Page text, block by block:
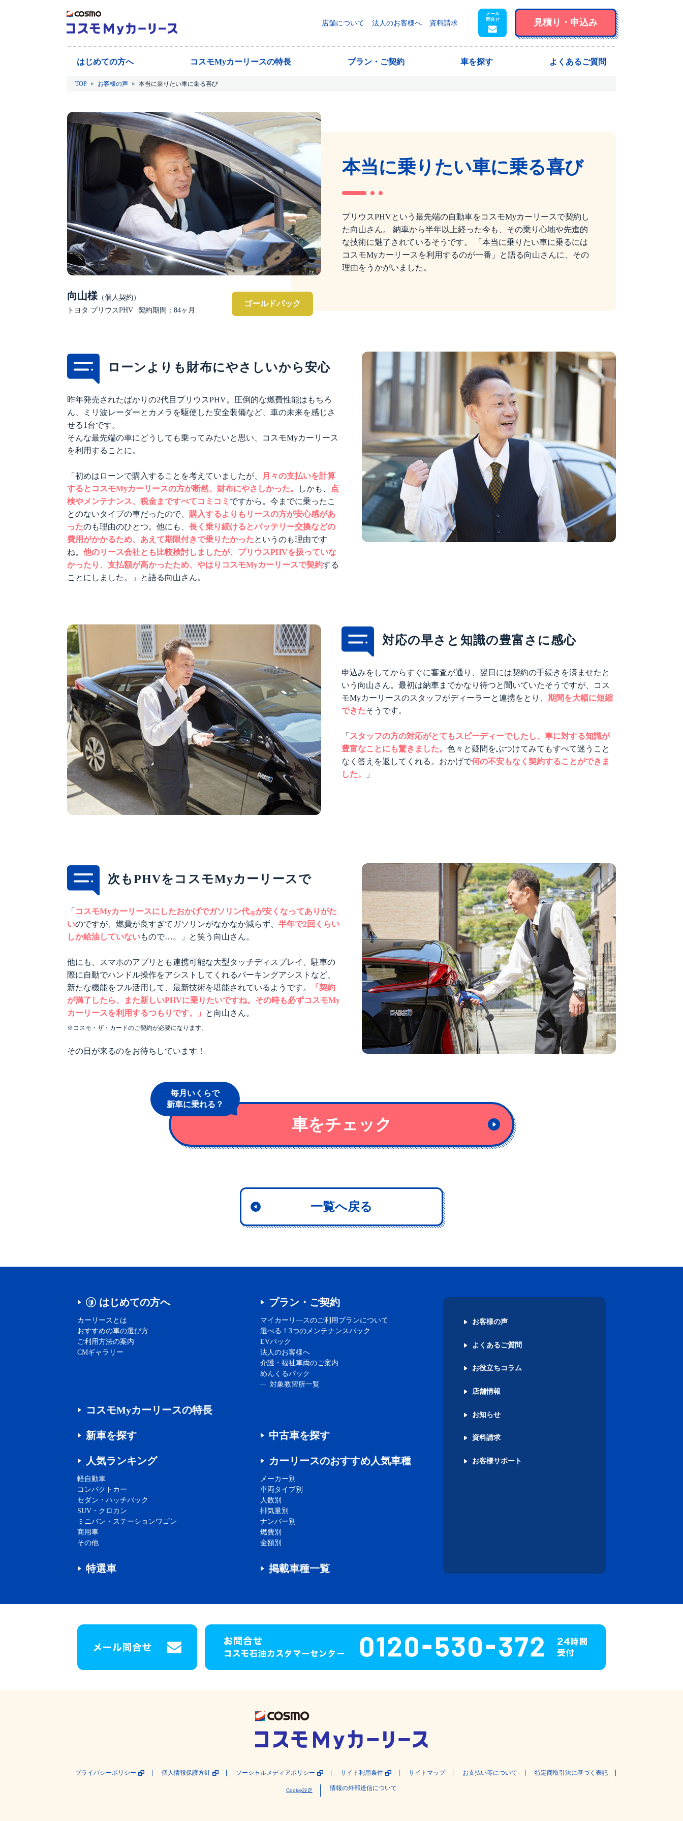
店舗について 法人のお客様へ 資料請求 見積り・ 申込み
はじめての方へ コスモMyカーリースの特長 プラン・ご契約 車を探す よくあるご質問
TOP お客様の声 本当に乗りたい車に乗る喜び
本当に乗りたい車に乗る喜び
向山様（個人契約）
トヨタ プリウスPHV
契約期間：84ヶ月
ゴールドパック
プリウスPHVという最先端の自動車をコスモMyカーリースで契約し
た向山さん。 納車から半年以上経った今も、その乗り心地や先進的
な技術に魅了されているそうです。 「本当に乗りたい車に乗るには
コスモMyカーリースを利用するのが一番」と語る向山さんに、その
理由をうかがいました。
ローンよりも財布にやさしいから安心
昨年発売されたばかりの2代目プリウスPHV。圧倒的な燃費性能はもちろ
ん、ミリ波レーダーとカメラを駆使した安全装備など、車の未来を感じさ
せる1台です。
そんな最先端の車にどうしても乗ってみたいと思い、コスモMyカーリース
を利用することに。
「初めはローンで購入することを考えていましたが、
月々の支払いを計算
するとコスモMyカーリースの方が断然、財布にやさしかった。
しかも、
点
検やメンテナンス、税金まですべてコミコミ ですから。今までに乗ったこ
とのないタイプの車だったので、
購入するよりもリースの方が安心感があ
ったのも理由のひとつ。他にも、 長く乗り続けるとバッテリー交換などの
費用がかかるため、あえて期限付きで乗りたかったというのも理由です
ね。 他のリース会社とも比較検討しましたが、プリウスPHVを扱っていな
かったり、支払額が高かったため、やはりコスモMyカーリースで契約する
ことにしました。」と語る向山さん。
対応の早さと知識の豊富さに感心
申込みをしてからすぐに審査が通り、翌日には契約の手続きを済ませたと
いう向山さん。最初は納車までかなり待つと聞いていたそうですが、コス
モMyカーリースのスタッフがディーラーと連携をとり、期間を大幅に短縮
できたそうです。
「 スタッフの方の対応がとてもスピーディーでしたし、車に対する知識が
豊富なことにも驚きました。色々と疑問をぶつけてみてもすべて迷うこと
なく答えを返してくれる。おかげで何の不安もなく契約することができま
した。
」
次もPHVをコスモMyカーリースで
「 コスモMyカーリースにしたおかげでガソリン代※が安くなってありがた
いのですが、燃費が良すぎてガソリンがなかなか減らず、 半年で2回くらい
しか給油していないもので…。」と笑う向山さん。
他にも、スマホのアプリとも連携可能な大型タッチディスプレイ、駐車の
際に自動でハンドル操作をアシストしてくれるパーキングアシストなど、
新たな機能をフル活用して、最新技術を堪能されているようです。
「契約
が満了したら、また新しいPHVに乗りたいですね。その時も必ずコスモMy
カーリースを利用するつもりです。」
と向山さん。
※コスモ・ザ・カードのご契約が必要になります。
その日が来るのをお待ちしています！
毎月いくらで
新車に乗れる？
車をチェック
一覧へ戻る
はじめての方へ
カーリースとは
おすすめの車の選び方
ご利用方法の案内
CMギャラリー
プラン・ご契約
マイカーリ―スのご利用プランについて
選べる！3つのメンテナンスパック
EVパック
法人のお客様へ
介護・福祉車両のご案内
めんくるパック
対象教習所一覧
コスモMyカーリースの特長
新車を探す 中古車を探す
人気ランキング
軽自動車
コンパクトカー
セダン・ハッチバック
SUV・クロカン
ミニバン・ステーションワゴン
商用車
その他
カーリースのおすすめ人気車種
メーカー別
車両タイプ別
人数別
排気量別
ナンバー別
燃費別
金額別
特選車 掲載車種一覧
お客様の声
よくあるご質問
お役立ちコラム
店舗情報
お知らせ
資料請求
お客様サポート
プライバシーポリシー 個人情報保護方針 ソーシャルメディアポリシー サイト利用条件 サイトマップ お支払い等について 特定商取引法に基づく表記
Cookie設定 情報の外部送信について